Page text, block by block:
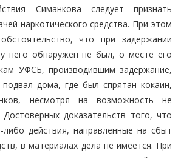
Симанкова следует признать
наркотического средства. При этом
что при задержании
него обнаружен не был, о месте его
УФСБ, производившим задержание,
дома, где был спрятан кокаин,
несмотря на возможность не
доказательств того, что
действия, направленные на сбыт
в материалах дела не имеется. При